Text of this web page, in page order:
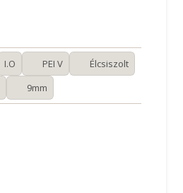
I.O PEI V
Élcsiszolt
9mm